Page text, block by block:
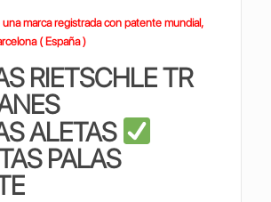
marca registrada con patente mundial,
( España )
RIETSCHLE TR
ALETAS
PALAS